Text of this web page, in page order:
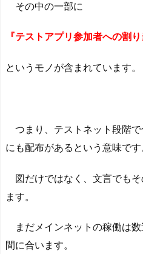
その中の一部に
『テストアプリ参加者への割り
というモノが含まれています。
つまり、テストネット段階
にも配布があるという意味です
図だけではなく、文言でも
ます。
まだメインネットの稼働は
間に合います。